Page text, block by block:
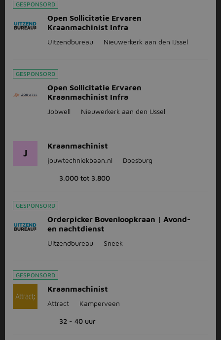
GESPONSORD
Open Sollicitatie Ervaren
Kraanmachinist Infra
Uitzendbureau Nieuwerkerk aan den IJssel
GESPONSORD
Open Sollicitatie Ervaren
Kraanmachinist Infra
Jobwell Nieuwerkerk aan den IJssel
J
Kraanmachinist
jouwtechniekbaan.nl Doesburg
3.000 tot 3.800
GESPONSORD
Orderpicker Bovenloopkraan | Avond-
en nachtdienst
Uitzendbureau Sneek
GESPONSORD
Kraanmachinist
Attract Kamperveen
32 - 40 uur